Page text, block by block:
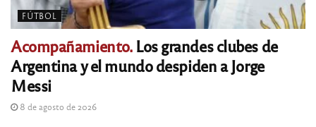
FÚTBOL
Acompañamiento.Los grandes clubes de
Argentina y el mundo despiden a Jorge
Messi
8 de agosto de 2026